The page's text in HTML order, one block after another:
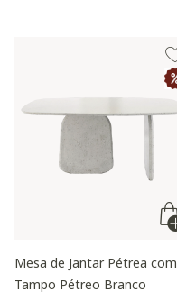
Mesa de Jantar Pétrea com
Tampo Pétreo Branco